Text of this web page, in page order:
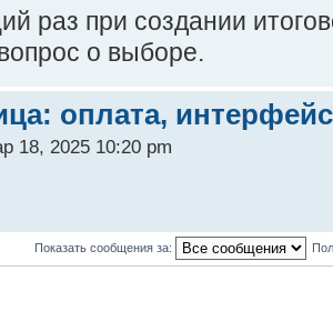
раз при создании
о выборе.
оплата,
18, 2025 10:20 pm
Показать сообщения за: